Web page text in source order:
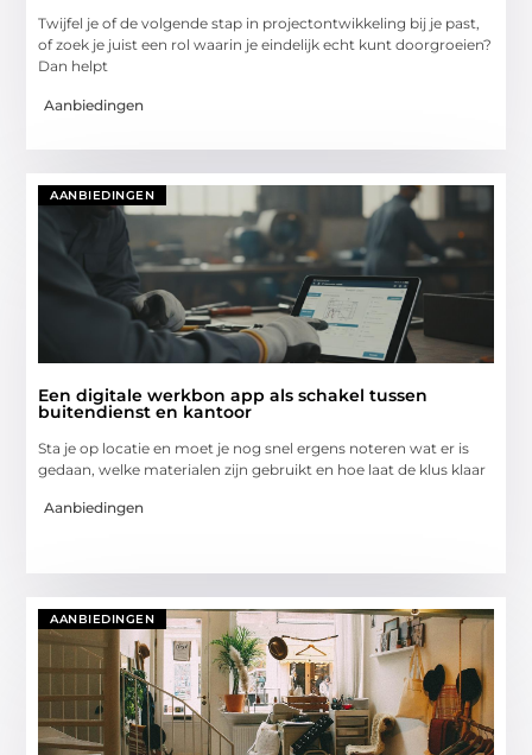
Twijfel je of de volgende stap in projectontwikkeling bij je past,
of zoek je juist een rol waarin je eindelijk echt kunt doorgroeien?
Dan helpt
Aanbiedingen
AANBIEDINGEN
Een digitale werkbon app als schakel tussen
buitendienst en kantoor
Sta je op locatie en moet je nog snel ergens noteren wat er is
gedaan, welke materialen zijn gebruikt en hoe laat de klus klaar
Aanbiedingen
AANBIEDINGEN